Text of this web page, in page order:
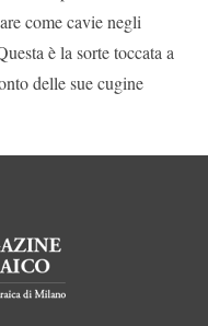
come cavie negli
è la sorte toccata a
delle sue cugine